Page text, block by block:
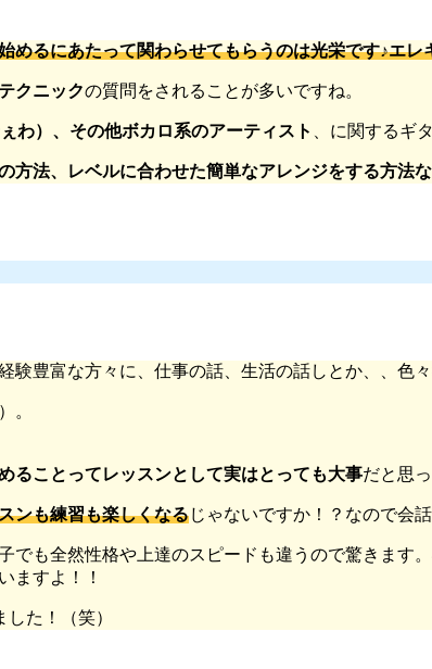
めるにあたって関わらせてもらうのは光栄です♪エ
クニックの質問をされることが多いですね。
わ）、その他ボカロ系のアーティスト 、に関するギ
方法、レベルに合わせた簡単なアレンジをする方法
験豊富な方々に、仕事の話、生活の話しとか、、色々
。
ることってレッスンとして実はとっても大事だと思
ンも練習も楽しくなるじゃないですか！？なので会
も全然性格や上達のスピードも違うので驚きます。
ますよ！！
た！（笑）